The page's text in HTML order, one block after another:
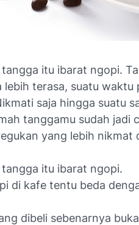
itu ibarat ngopi.
lebih terasa, suatu
saja hingga suatu
tanggamu sudah jadi
yang lebih nikmat
tangga itu ibarat ngopi.
di kafe tentu beda
dibeli sebenarnya